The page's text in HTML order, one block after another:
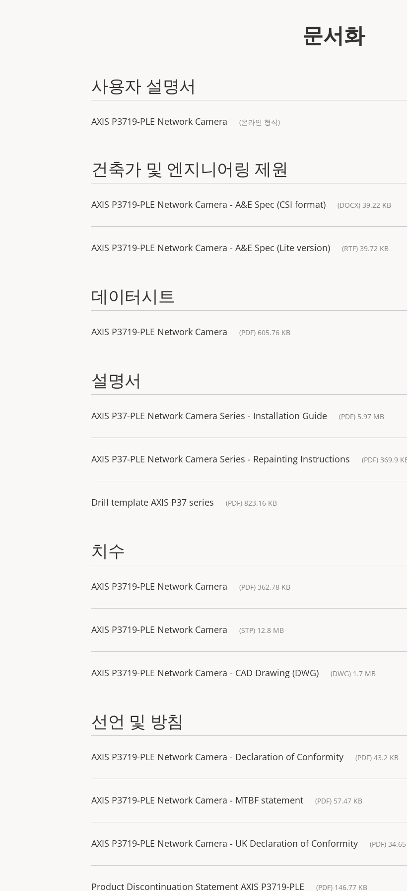
문서화
사용자 설명서
AXIS P3719-PLE Network Camera (온라인 형식)
건축가 및 엔지니어링 제원
AXIS P3719-PLE Network Camera - A&E Spec (CSI format) (DOCX) 39.22 KB
AXIS P3719-PLE Network Camera - A&E Spec (Lite version) (RTF) 39.72 KB
데이터시트
AXIS P3719-PLE Network Camera (PDF) 605.76 KB
설명서
AXIS P37-PLE Network Camera Series - Installation Guide (PDF) 5.97 MB
AXIS P37-PLE Network Camera Series - Repainting Instructions (PDF) 369.9
Drill template AXIS P37 series (PDF) 823.16 KB
치수
AXIS P3719-PLE Network Camera (PDF) 362.78 KB
AXIS P3719-PLE Network Camera (STP) 12.8 MB
AXIS P3719-PLE Network Camera - CAD Drawing (DWG) (DWG) 1.7 MB
선언 및 방침
AXIS P3719-PLE Network Camera - Declaration of Conformity (PDF) 43.2 KB
AXIS P3719-PLE Network Camera - MTBF statement (PDF) 57.47 KB
AXIS P3719-PLE Network Camera - UK Declaration of Conformity (PDF)
Product Discontinuation Statement AXIS P3719-PLE (PDF) 146.77 KB